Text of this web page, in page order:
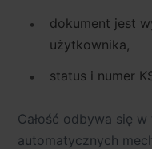
dokument jest
użytkownika,
status i numer
Całość odbywa się
automatycznych